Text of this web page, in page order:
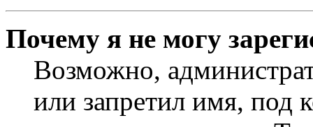
Почему я не могу
Возможно,
или запретил имя, под